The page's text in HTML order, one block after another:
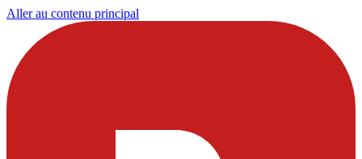
Aller au contenu principal